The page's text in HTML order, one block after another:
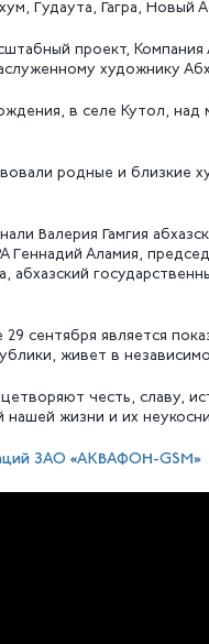
Гудаута, Гагра,
проект,
художнику
в селе Кутол,
родные и близкие
Валерия Гамгия
Геннадий Аламия,
абхазский
сентября является
живет в
честь, славу,
жизни и их
ЗАО «АКВАФОН-GSM»